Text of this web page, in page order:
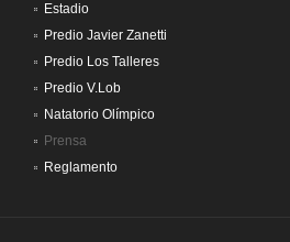
Estadio
Predio Javier Zanetti
Predio Los Talleres
Predio V.Lob
Natatorio Olímpico
Prensa
Reglamento